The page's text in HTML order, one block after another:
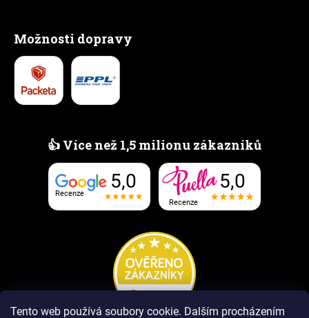
Tento web používá soubory cookie. Dalším procházením
Možnosti dopravy
👍 Více než 1,5 milionu zákazníků
Recenze
5,0
Recenze
5,0